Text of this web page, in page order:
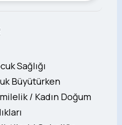
Sağlığı
Büyütürken
/ Kadın Doğum